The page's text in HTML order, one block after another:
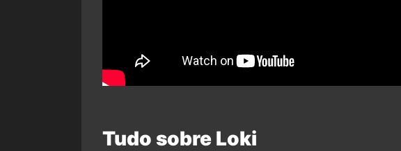
Tudo sobre Loki